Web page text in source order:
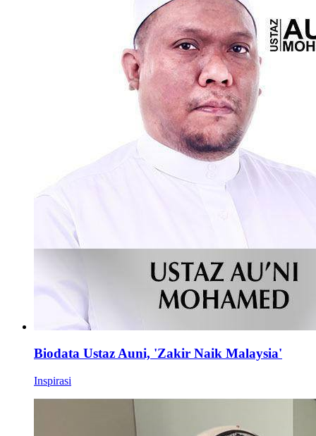
Biodata Ustaz Auni, 'Zakir Naik Malaysia'
Inspirasi